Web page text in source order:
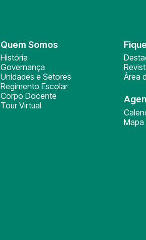
Quem Somos
História
Governança
Unidades e Setores
Regimento Escolar
Corpo Docente
Tour Virtual
Área
Mapa